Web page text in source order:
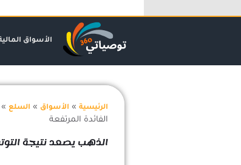
إلى
الأسواق
الرئيسية » الأسواق » السلع »
الفائدة المرتفعة
الذهب يصعد نتيجة